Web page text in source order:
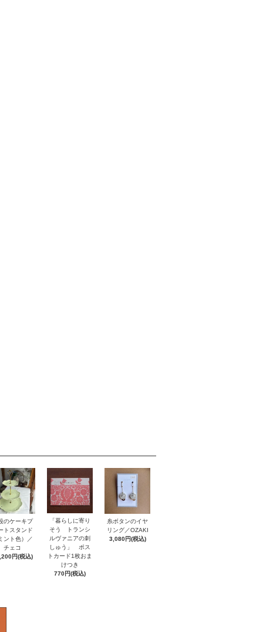
のケーキプ
トスタンド
ント色）／
チェコ
円(税込)
「暮らしに寄り
そう トランシ
ルヴァニアの刺
しゅう」 ポス
トカード1枚おま
けつき
770円(税込)
糸ボタンのイヤ
リング／OZAKI
3,080円(税込)